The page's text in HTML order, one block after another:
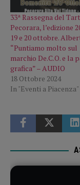
33ª Rassegna del
Pecorara, l’edizione
19 e 20 ottobre.
“Puntiamo molto sul
marchio De.C.O. e la
grafica” – AUDIO
18 Ottobre 2024
In "Eventi a Piacenza"